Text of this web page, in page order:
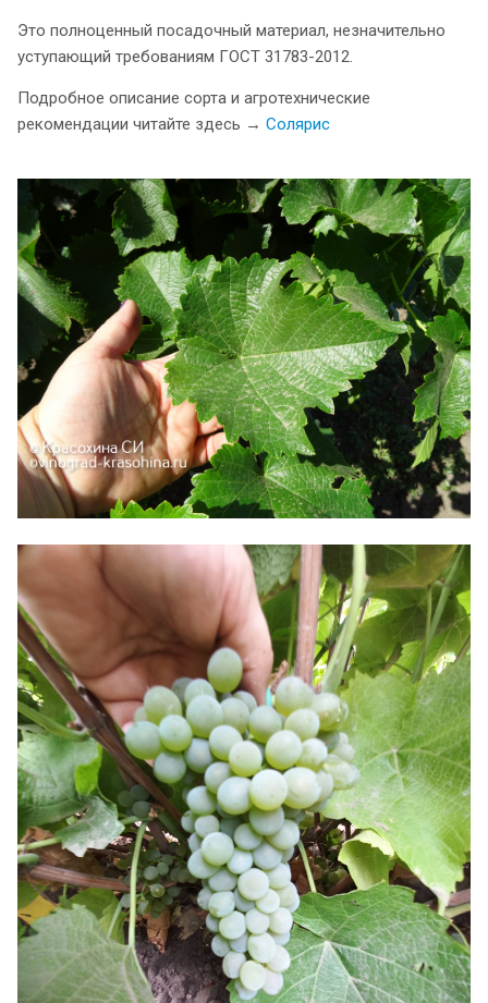
Это полноценный посадочный материал, незначительно
уступающий требованиям ГОСТ 31783-2012.
Подробное описание сорта и агротехнические
рекомендации читайте здесь → Солярис